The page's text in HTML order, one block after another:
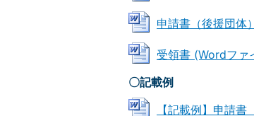
申請書（後援団体
受領書 (Wordファ
〇記載例
【記載例】申請